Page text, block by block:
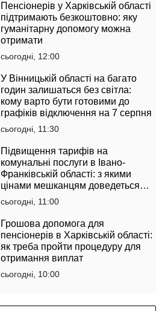
Пенсіонерів у Харківській області
підтримають безкоштовно: яку
гуманітарну допомогу можна
отримати
сьогодні, 12:00
У Вінницькій області на багато
годин залишаться без світла:
кому варто бути готовими до
графіків відключення на 7 серпня
сьогодні, 11:30
Підвищення тарифів на
комунальні послуги в Івано-
Франківській області: з якими
цінами мешканцям доведеться
мати справу
сьогодні, 11:00
Грошова допомога для
пенсіонерів в Харківській області:
як треба пройти процедуру для
отримання виплат
сьогодні, 10:00